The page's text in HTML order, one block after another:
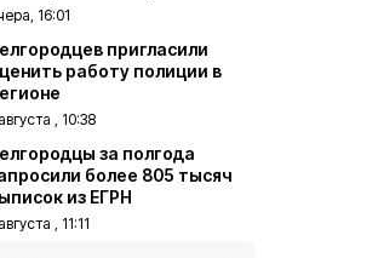
16:01
пригласили
работу полиции в
, 10:38
за полгода
более 805 тысяч
из ЕГРН
, 11:11